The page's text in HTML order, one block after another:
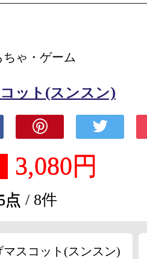
ゃ・ゲーム
ット(スンスン)
3,080円
点 / 8件
マスコット(スンスン)